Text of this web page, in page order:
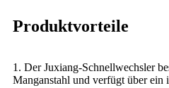
Produktvorteile
1. Der Juxiang-Schnellwechsler
Manganstahl und verfügt über ein